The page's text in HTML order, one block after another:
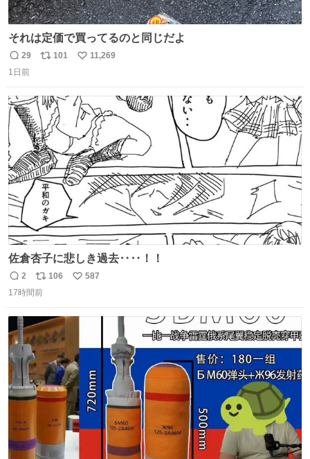
それは定価で買ってるのと同じだよ
返
信
29
リ
ト
数
101
い
数
11,269
1日前
佐倉杏子に悲しき過去‥‥！！
返
信
2
リ
ポ
ト
数
106
い
587
17時間前